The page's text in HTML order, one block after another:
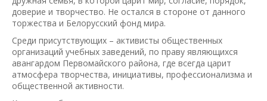
доверие и творчество. Не остался в стороне от данного
торжества и Белорусский фонд мира.
Среди присутствующих – активисты общественных
организаций учебных заведений, по праву являющихся
авангардом Первомайского района, где всегда царит
атмосфера творчества, инициативы, профессионализма и
общественной активности.